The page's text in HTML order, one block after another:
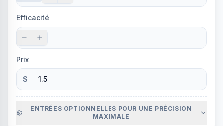
Efficacité
Prix
$
ENTRÉES OPTIONNELLES POUR UNE PRÉCISION
MAXIMALE